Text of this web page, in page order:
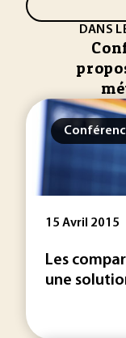
DANS
15 Avril 2015
Les
une